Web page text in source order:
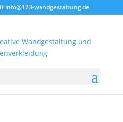
info@123-wandgestaltung.de